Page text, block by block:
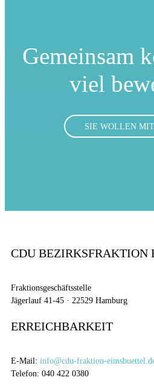
Gemeinsam
viel
SIE WOLLEN
CDU BEZIRKSFRAKTION
Fraktionsgeschäftsstelle
Jägerlauf 41-45 · 22529 Hamburg
ERREICHBARKEIT
E-Mail: info@cdu-fraktion-
Telefon: 040 422 0380